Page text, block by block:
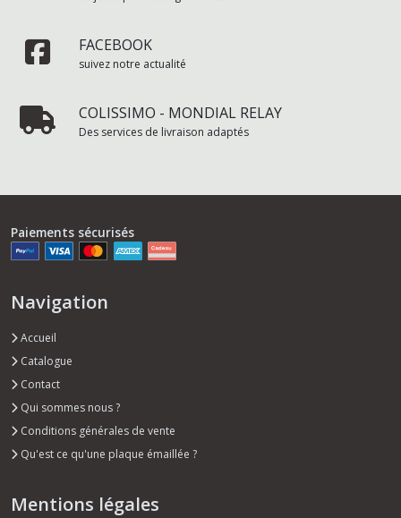
FACEBOOK
suivez notre actualité
COLISSIMO - MONDIAL RELAY
Des services de livraison adaptés
Paiements sécurisés
Navigation
Accueil
Catalogue
Contact
Qui sommes nous ?
Conditions générales de vente
Qu'est ce qu'une plaque émaillée ?
Mentions légales